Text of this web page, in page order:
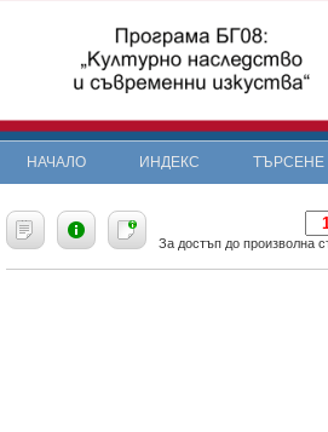
НАЧАЛО ИНДЕКС ТЪРСЕНЕ
За достъп до произволна